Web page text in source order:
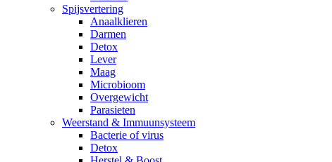
Spijsvertering
Anaalklieren
Darmen
Detox
Lever
Maag
Microbioom
Overgewicht
Parasieten
Weerstand & Immuunsysteem
Bacterie of virus
Detox